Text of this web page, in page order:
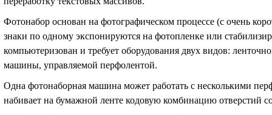
Фотонабор основан на фотографическом процессе (с очень
знаки по одному экспонируются на фотопленке или
компьютеризован и требует оборудования двух видов:
машины, управляемой перфолентой.
Одна фотонаборная машина может работать с несколькими
набивает на бумажной ленте кодовую комбинацию отверстий